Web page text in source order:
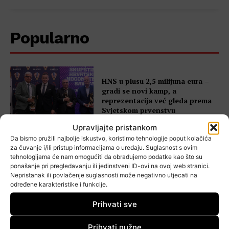
Upravljajte pristankom
Da bismo pružili najbolje iskustvo, koristimo tehnologije poput kolačića
za čuvanje i/ili pristup informacijama o uređaju. Suglasnost s ovim
tehnologijama će nam omogućiti da obrađujemo podatke kao što su
ponašanje pri pregledavanju ili jedinstveni ID-ovi na ovoj web stranici.
Nepristanak ili povlačenje suglasnosti može negativno utjecati na
određene karakteristike i funkcije.
Prihvati sve
Prihvati nužne
Popularno
HNS u plusu 2,5 milijuna eura –
gradi se novi kamp, a
reprezentacija već gleda prema
Svjetskom prvenstvu
HNS potpisao najveći ugovor o
TV pravima u povijesti HNL-a
Najmlađi na terenu! NK Gradići